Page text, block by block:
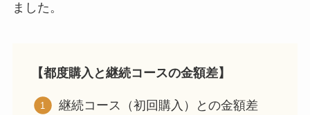
ました。
【都度購入と継続コースの金額差】
継続コース（初回購入）との金額差